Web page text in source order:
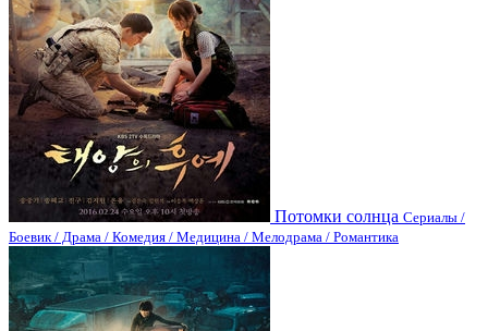
Потомки солнца Сериалы /
Боевик / Драма / Комедия / Медицина / Мелодрама / Романтика